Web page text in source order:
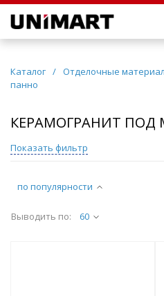
Каталог / Отделочные
панно
КЕРАМОГРАНИТ ПОД
по популярности
Выводить по: 60
Показать фильтр